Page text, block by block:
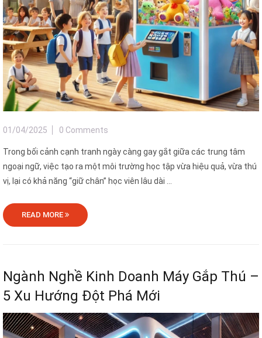
01/04/2025 0 Comments
Trong bối cảnh cạnh tranh ngày càng gay gắt giữa các trung tâm
ngoại ngữ, việc tạo ra một môi trường học tập vừa hiệu quả, vừa thú
vị, lại có khả năng “giữ chân” học viên lâu dài ...
READ MORE
Ngành Nghề Kinh Doanh Máy Gắp Thú –
5 Xu Hướng Đột Phá Mới